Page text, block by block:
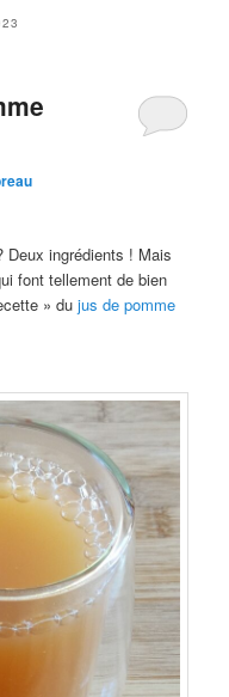
Deux ingrédients ! Mais
font tellement de bien
» dujus de pomme